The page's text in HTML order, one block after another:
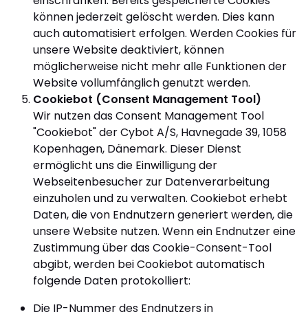
können jederzeit gelöscht werden. Dies kann
auch automatisiert erfolgen. Werden Cookies für
unsere Website deaktiviert, können
möglicherweise nicht mehr alle Funktionen der
Website vollumfänglich genutzt werden.
Cookiebot (Consent Management Tool)
Wir nutzen das Consent Management Tool
"Cookiebot" der Cybot A/S, Havnegade 39, 1058
Kopenhagen, Dänemark. Dieser Dienst
ermöglicht uns die Einwilligung der
Webseitenbesucher zur Datenverarbeitung
einzuholen und zu verwalten. Cookiebot erhebt
Daten, die von Endnutzern generiert werden, die
unsere Website nutzen. Wenn ein Endnutzer eine
Zustimmung über das Cookie-Consent-Tool
abgibt, werden bei Cookiebot automatisch
folgende Daten protokolliert:
Die IP-Nummer des Endnutzers in